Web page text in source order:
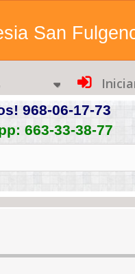
San
968-06-17-73
663-33-38-77